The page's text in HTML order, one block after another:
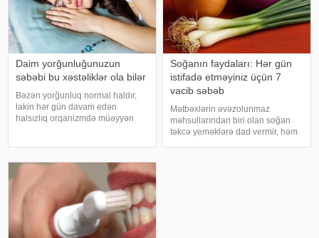
Daim yorğunluğunuzun
səbəbi bu xəstəliklər ola bilər
Bəzən yorğunluq normal haldır,
lakin hər gün davam edən
halsızlıq orqanizmdə müəyyən
qan azlığı, qalxanabənzər vəz
xəstəlikləri, şəkərl
Soğanın faydaları: Hər gün
istifadə etməyiniz üçün 7
vacib səbəb
Mətbəxlərin əvəzolunmaz
məhsullarından biri olan soğan
təkcə yeməklərə dad vermir, həm